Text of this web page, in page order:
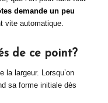
demande un peu
vite automatique.
de ce point?
la largeur. Lorsqu’on
sa forme initiale dès